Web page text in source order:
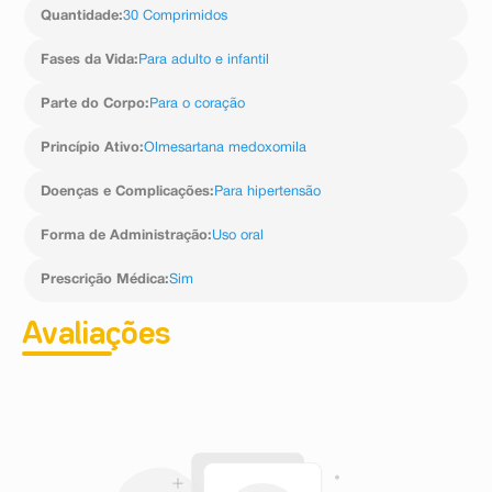
medoxomila pode, raramente, causar aumento dos
avaliação da necessidade de monitoramento dos níveis
indesejáveis pelo uso do medicamento. Informe
atendimento.
Quantidade:30 Comprimidos
Fases da Vida: Para adulto e infantil
Parte do Corpo: Para o coração
Princípio Ativo:Olmesartana medoxomila
Doenças e Complicações: Para hipertensão
Forma de Administração:Uso oral
Prescrição Médica:Sim
Avaliações